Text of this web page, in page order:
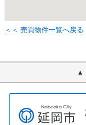
＜＜ 売買物件一覧へ戻る